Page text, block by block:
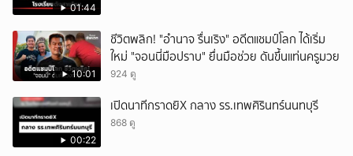
01:44
10:01
ชีวิตพลิก! "อำนาจ รื่นเริง" อดีตแชมป์โลก ได้เริ่ม
ใหม่ "จอนนี่มือปราบ" ยื่นมือช่วย ดันขึ้นแท่นครูมวย
924 ดู
00:22
เปิดนาทีกราดยิX กลาง รร.เทพศิรินทร์นนทบุรี
868 ดู